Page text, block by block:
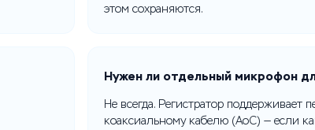
этом сохраняются.
Нужен ли отдельный микрофон
Не всегда. Регистратор поддерживает
коаксиальному кабелю (AoC) — если